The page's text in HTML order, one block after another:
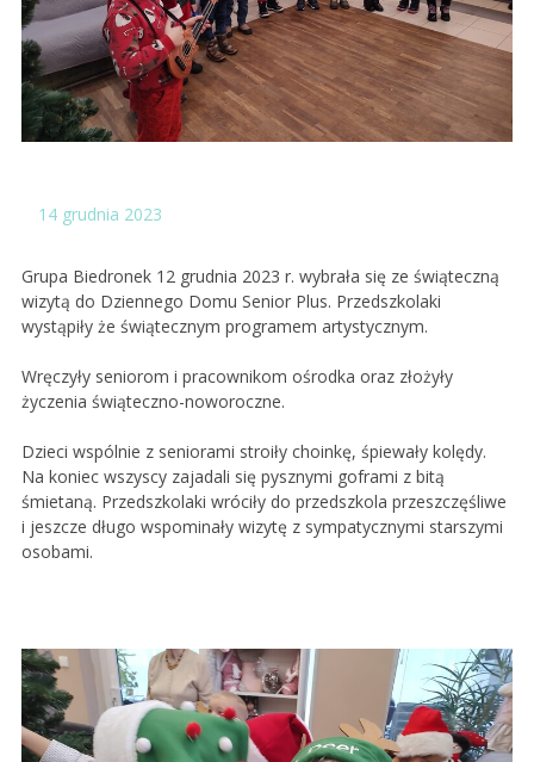
14grudnia 2023
Grupa Biedronek 12 grudnia 2023 r. wybrała się ze świąteczną
wizytą do Dziennego Domu Senior Plus. Przedszkolaki
wystąpiły że świątecznym programem artystycznym.
Wręczyły seniorom i pracownikom ośrodka oraz złożyły
życzenia świąteczno-noworoczne.
Dzieci wspólnie z seniorami stroiły choinkę, śpiewały kolędy.
Na koniec wszyscy zajadali się pysznymi goframi z bitą
śmietaną. Przedszkolaki wróciły do przedszkola przeszczęśliwe
i jeszcze długo wspominały wizytę z sympatycznymi starszymi
osobami.